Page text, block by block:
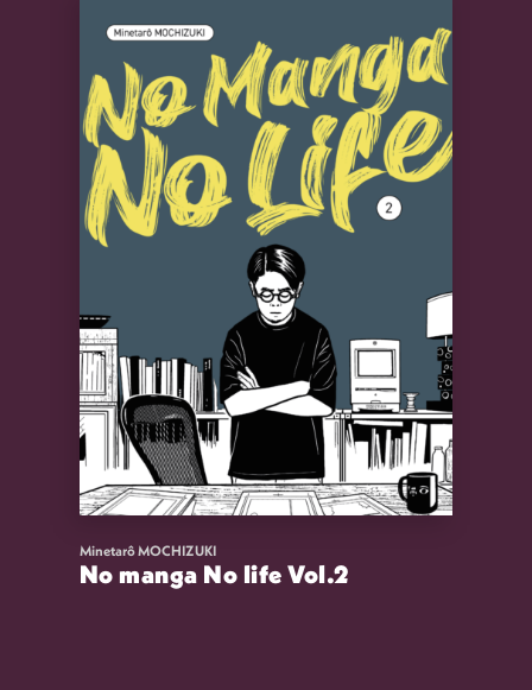
Minetarô MOCHIZUKI
No manga No life Vol.2